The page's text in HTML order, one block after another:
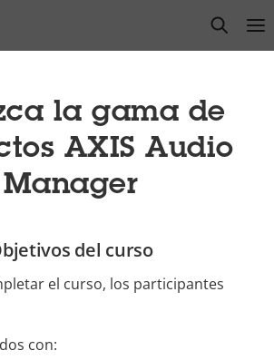
open
la gama de
AXIS Audio
Manager
del curso
el curso, los participantes
con: